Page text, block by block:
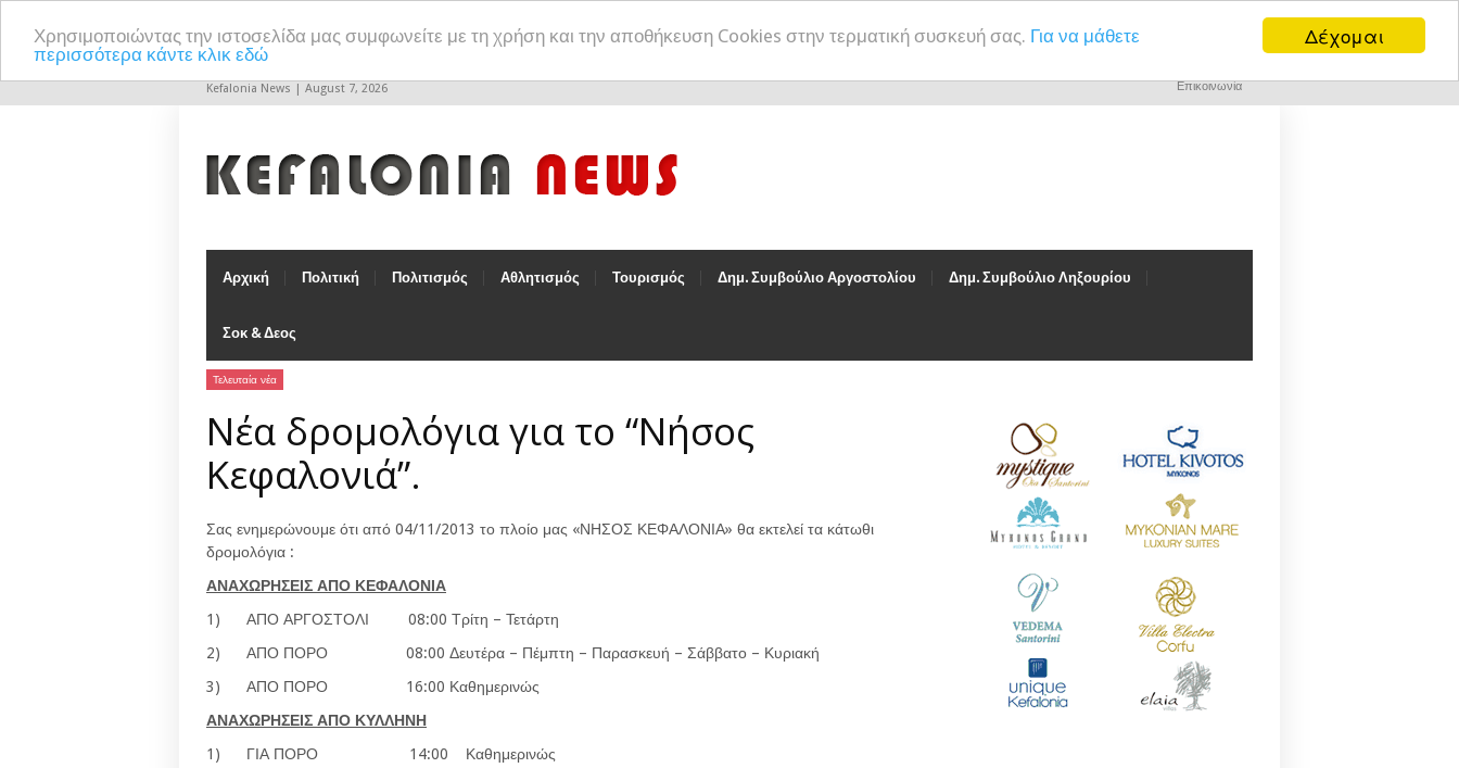
Δέχομαι
Χρησιμοποιώντας την ιστοσελίδα μας συμφωνείτε με τη χρήση και την αποθήκευση Cookies στην τερματική συσκευή σας. Για να μάθετε
περισσότερα κάντε κλικ εδώ
Kefalonia News | August 7, 2026 Επικοινωνία
Αρχική Πολιτική Πολιτισμός Αθλητισμός Τουρισμός Δημ. Συμβούλιο Αργοστολίου Δημ. Συμβούλιο Ληξουρίου
Σοκ & Δεος
Τελευταία νέα
Νέα δρομολόγια για το “Νήσος
Κεφαλονιά”.
Σας ενημερώνουμε ότι από 04/11/2013 το πλοίο μας «ΝΗΣΟΣ ΚΕΦΑΛΟΝΙΑ» θα εκτελεί τα κάτωθι
δρομολόγια :
ΑΝΑΧΩΡΗΣΕΙΣ ΑΠΟ ΚΕΦΑΛΟΝΙΑ
1) ΑΠΟ ΑΡΓΟΣΤΟΛΙ 08:00 Τρίτη – Τετάρτη
2) ΑΠΟ ΠΟΡΟ 08:00 Δευτέρα – Πέμπτη – Παρασκευή – Σάββατο – Κυριακή
3) ΑΠΟ ΠΟΡΟ 16:00 Καθημερινώς
ΑΝΑΧΩΡΗΣΕΙΣ ΑΠΟ ΚΥΛΛΗΝΗ
1) ΓΙΑ ΠΟΡΟ 14:00 Καθημερινώς